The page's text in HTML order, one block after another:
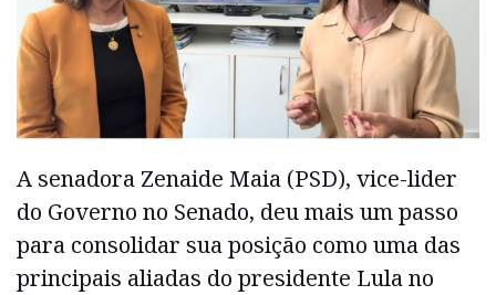
A senadora Zenaide Maia (PSD), vice-lider
do Governo no Senado, deu mais um passo
para consolidar sua posição como uma das
principais aliadas do presidente Lula no